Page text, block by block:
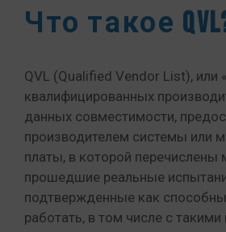
Что такое
QVL (Qualified Vendor List), или
квалифицированных
данных совместимости,
производителем системы или
платы, в которой перечислены
прошедшие реальные
подтвержденные как
работать, в том числе с